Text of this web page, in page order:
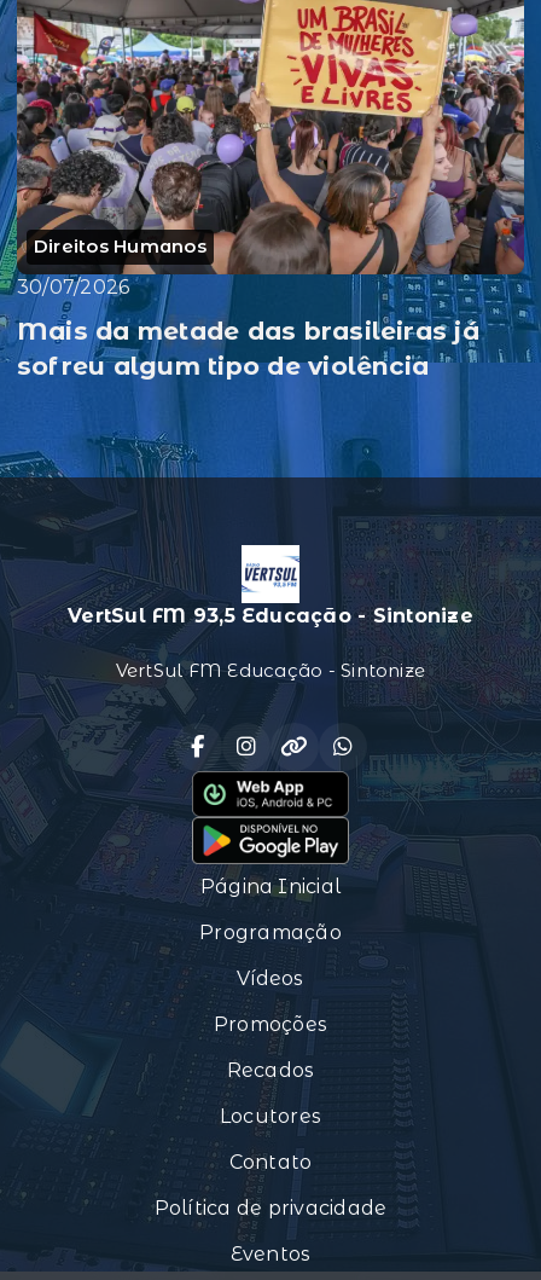
Direitos Humanos
30/07/2026
Mais da metade das brasileiras já
sofreu algum tipo de violência
VertSul FM 93,5 Educação - Sintonize
VertSul FM Educação - Sintonize
Página Inicial
Programação
Vídeos
Promoções
Recados
Locutores
Contato
Política de privacidade
Eventos